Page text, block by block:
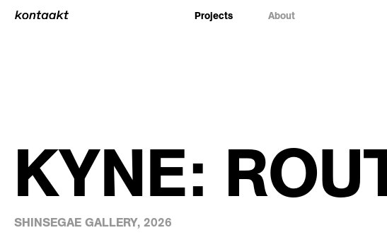
Projects About
KYNE:
SHINSEGAE GALLERY, 2026